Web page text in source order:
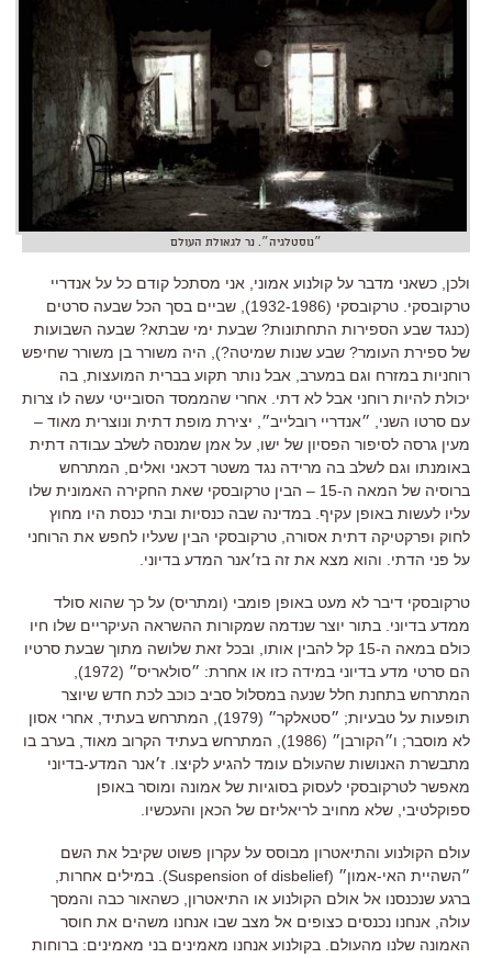
״נוסטלגיה״. נר לגאולת העולם
ולכן, כשאני מדבר על קולנוע אמוני, אני מסתכל קודם כל על אנדריי
טרקובסקי. טרקובסקי (1932-1986), שביים בסך הכל שבעה סרטים
(כנגד שבע הספירות התחתונות? שבעת ימי שבתא? שבעה השבועות
של ספירת העומר? שבע שנות שמיטה?), היה משורר בן משורר שחיפש
רוחניות במזרח וגם במערב, אבל נותר תקוע בברית המועצות, בה
יכולת להיות רוחני אבל לא דתי. אחרי שהממסד הסובייטי עשה לו צרות
עם סרטו השני, ״אנדריי רובלייב״, יצירת מופת דתית ונוצרית מאוד –
מעין גרסה לסיפור הפסיון של ישו, על אמן שמנסה לשלב עבודה דתית
באומנתו וגם לשלב בה מרידה נגד משטר דכאני ואלים, המתרחש
ברוסיה של המאה ה-15 – הבין טרקובסקי שאת החקירה האמונית שלו
עליו לעשות באופן עקיף. במדינה שבה כנסיות ובתי כנסת היו מחוץ
לחוק ופרקטיקה דתית אסורה, טרקובסקי הבין שעליו לחפש את הרוחני
על פני הדתי. והוא מצא את זה בז׳אנר המדע בדיוני.
טרקובסקי דיבר לא מעט באופן פומבי (ומתריס) על כך שהוא סולד
ממדע בדיוני. בתור יוצר שנדמה שמקורות ההשראה העיקריים שלו חיו
כולם במאה ה-15 קל להבין אותו, ובכל זאת שלושה מתוך שבעת סרטיו
הם סרטי מדע בדיוני במידה כזו או אחרת: ״סולאריס״ (1972),
המתרחש בתחנת חלל שנעה במסלול סביב כוכב לכת חדש שיוצר
תופעות על טבעיות; ״סטאלקר״ (1979), המתרחש בעתיד, אחרי אסון
לא מוסבר; ו״הקורבן״ (1986), המתרחש בעתיד הקרוב מאוד, בערב בו
מתבשרת האנושות שהעולם עומד להגיע לקיצו. ז׳אנר המדע-בדיוני
מאפשר לטרקובסקי לעסוק בסוגיות של אמונה ומוסר באופן
ספוקלטיבי, שלא מחויב לריאליזם של הכאן והעכשיו.
עולם הקולנוע והתיאטרון מבוסס על עקרון פשוט שקיבל את השם
״השהיית האי-אמון״ (Suspension of disbelief). במילים אחרות,
ברגע שנכנסנו אל אולם הקולנוע או התיאטרון, כשהאור כבה והמסך
עולה, אנחנו נכנסים כצופים אל מצב שבו אנחנו משהים את חוסר
האמונה שלנו מהעולם. בקולנוע אנחנו מאמינים בני מאמינים: ברוחות